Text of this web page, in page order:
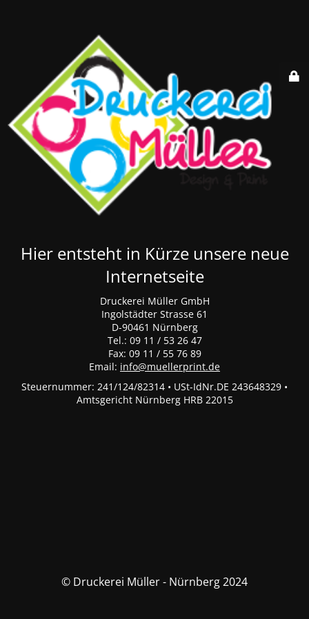
Hier entsteht in Kürze unsere neue
Internetseite
Druckerei Müller GmbH
Ingolstädter Strasse 61
D-90461 Nürnberg
Tel.: 09 11 / 53 26 47
Fax: 09 11 / 55 76 89
Email: info@muellerprint.de
Steuernummer: 241/124/82314 • USt-IdNr.DE 243648329 •
Amtsgericht Nürnberg HRB 22015
© Druckerei Müller - Nürnberg 2024